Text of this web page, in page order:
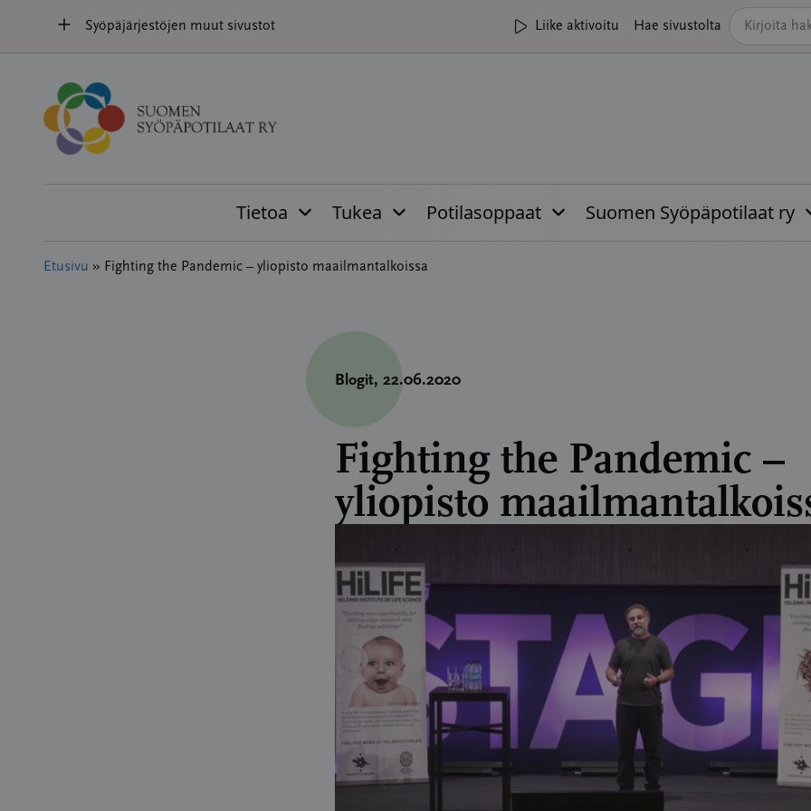
sisältöön
Syöpäjärjestöjen muut sivustot Liike aktivoitu Hae sivustolta
Tietoa Tukea Potilasoppaat Suomen Syöpäpotilaat ry
Etusivu » Fighting the Pandemic – yliopisto maailmantalkoissa
Blogit, 22.06.2020
Fighting the Pandemic –
yliopisto